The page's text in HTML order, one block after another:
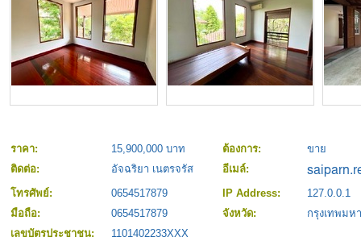
ราคา: 15,900,000 บาท ต้องการ:
ขาย
ติดต่อ:
อัจฉริยา เนตรจรัส
อีเมล์:
โทรศัพย์:
0654517879 IP Address:
127.0.0.1
มือถือ:
0654517879 จังหวัด:
กรุงเทพมห
เลขบัตรประชาชน:
1101402233XXX